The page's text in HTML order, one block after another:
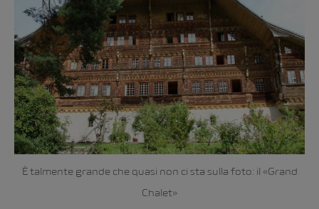
È talmente grande che quasi non ci sta sulla foto: il «Grand
Chalet»